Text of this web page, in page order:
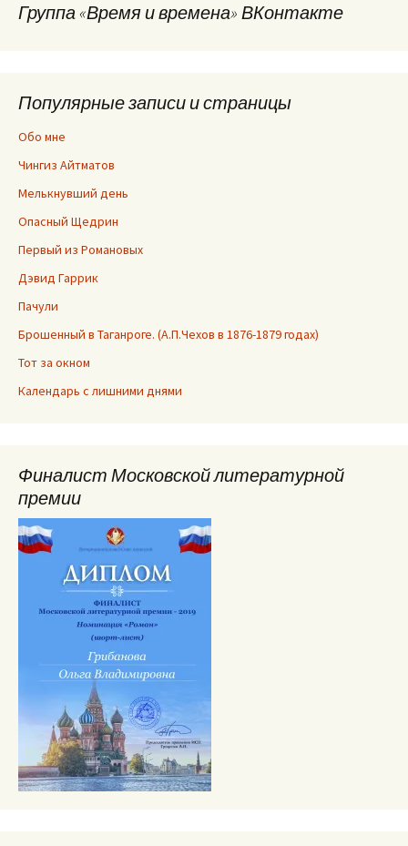
Группа «Время и времена» ВКонтакте
Популярные записи и страницы
Обо мне
Чингиз Айтматов
Мелькнувший день
Опасный Щедрин
Первый из Романовых
Дэвид Гаррик
Пачули
Брошенный в Таганроге. (А.П.Чехов в 1876-1879 годах)
Тот за окном
Календарь с лишними днями
Финалист Московской литературной
премии